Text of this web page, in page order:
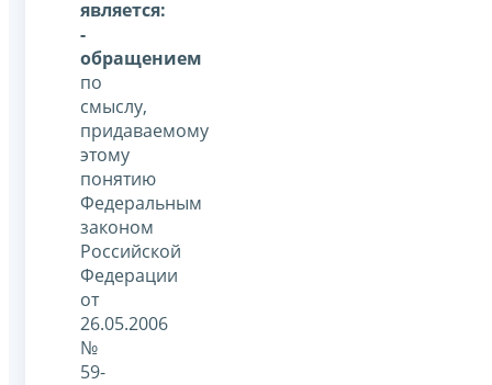
является:
-
обращением
по
смыслу,
придаваемому
этому
понятию
Федеральным
законом
Российской
Федерации
от
26.05.2006
№
59-